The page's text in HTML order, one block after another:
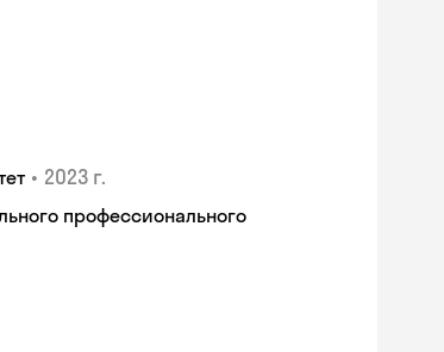
• 2023 г.
профессионального